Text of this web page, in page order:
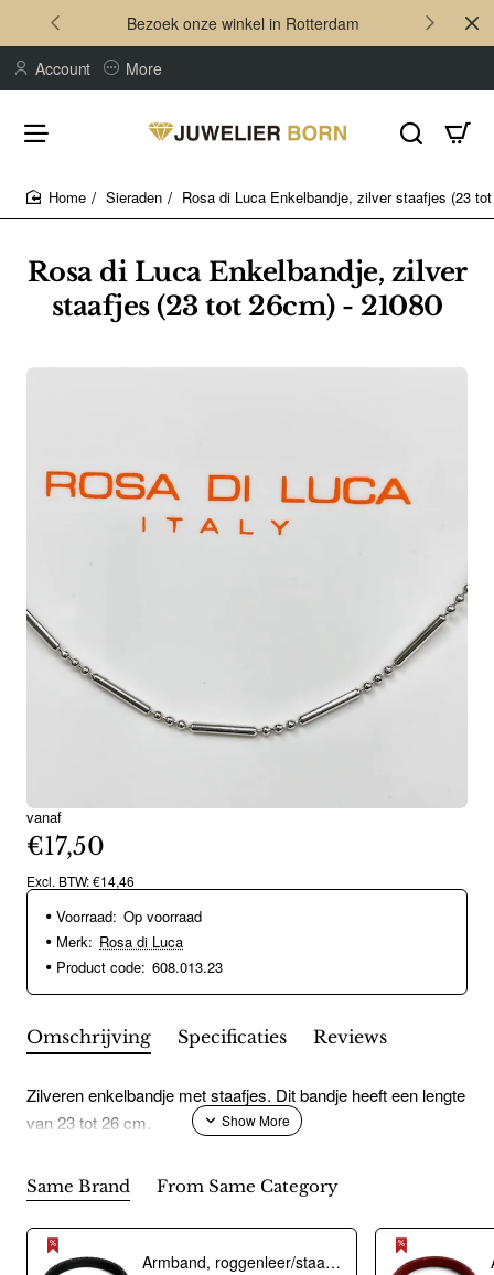
Bezoek onze winkel in Rotterdam
Account More
Rosa di Luca Enkelbandje, zilver
staafjes (23 tot 26cm) - 21080
Sieraden Rosa di Luca Enkelbandje, zilver staafjes (23
vanaf
€17,50
Excl. BTW: €14,46
Voorraad: Op voorraad
Merk: Rosa di Luca
Product code: 608.013.23
Omschrijving Specificaties Reviews
Zilveren enkelbandje met staafjes. Dit bandje heeft een lengte
van 23 tot 26 cm.
Same Brand From Same Category
Armband, roggenleer/staal (12mm.breed) kleur donkerblauw - 9967